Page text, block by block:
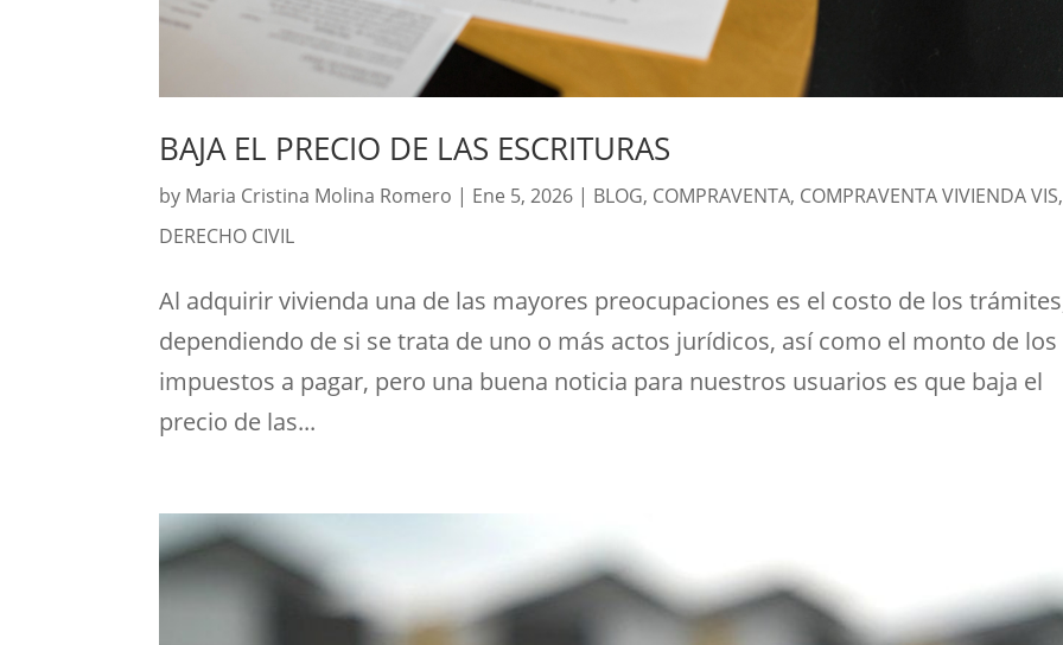
BAJA EL PRECIO DE LAS ESCRITURAS
by Maria Cristina Molina Romero | Ene 5, 2026 | BLOG, COMPRAVENTA, COMPRAVENTA VIVIENDA VIS,
DERECHO CIVIL
Al adquirir vivienda una de las mayores preocupaciones es el costo de los
dependiendo de si se trata de uno o más actos jurídicos, así como el monto de los
impuestos a pagar, pero una buena noticia para nuestros usuarios es que baja el
precio de las...